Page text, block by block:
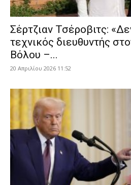
Σέρτζιαν Τσέροβιτς:
τεχνικός διευθυντής
Βόλου –...
20 Απριλίου 2026 11:52